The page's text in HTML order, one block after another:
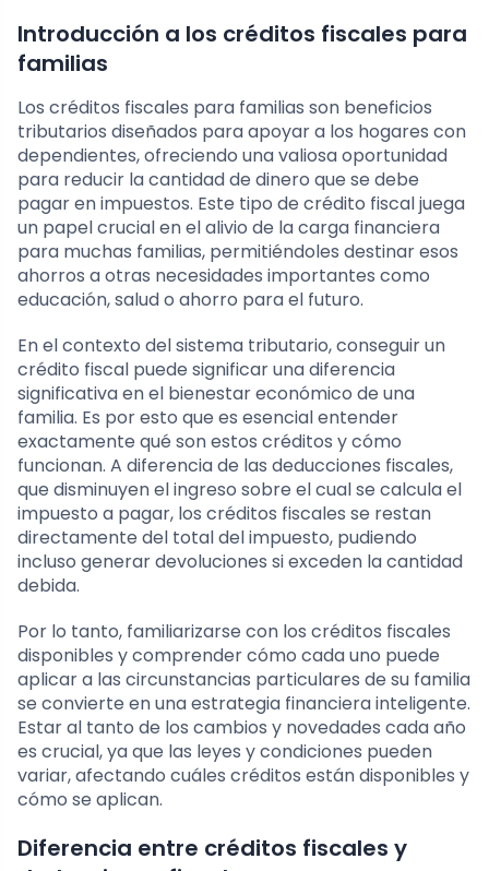
Introducción a los créditos fiscales para
familias
Los créditos fiscales para familias son beneficios
tributarios diseñados para apoyar a los hogares con
dependientes, ofreciendo una valiosa oportunidad
para reducir la cantidad de dinero que se debe
pagar en impuestos. Este tipo de crédito fiscal juega
un papel crucial en el alivio de la carga financiera
para muchas familias, permitiéndoles destinar esos
ahorros a otras necesidades importantes como
educación, salud o ahorro para el futuro.
En el contexto del sistema tributario, conseguir un
crédito fiscal puede significar una diferencia
significativa en el bienestar económico de una
familia. Es por esto que es esencial entender
exactamente qué son estos créditos y cómo
funcionan. A diferencia de las deducciones fiscales,
que disminuyen el ingreso sobre el cual se calcula el
impuesto a pagar, los créditos fiscales se restan
directamente del total del impuesto, pudiendo
incluso generar devoluciones si exceden la cantidad
debida.
Por lo tanto, familiarizarse con los créditos fiscales
disponibles y comprender cómo cada uno puede
aplicar a las circunstancias particulares de su familia
se convierte en una estrategia financiera inteligente.
Estar al tanto de los cambios y novedades cada año
es crucial, ya que las leyes y condiciones pueden
variar, afectando cuáles créditos están disponibles y
cómo se aplican.
Diferencia entre créditos fiscales y